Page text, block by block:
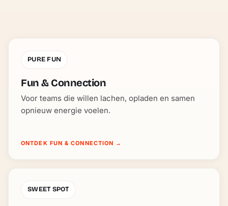
PURE FUN
Fun & Connection
Voor teams die willen lachen, opladen en samen
opnieuw energie voelen.
ONTDEK FUN & CONNECTION →
SWEET SPOT